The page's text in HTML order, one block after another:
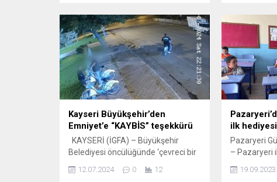
Çolakbayrakdar, etkinliğe tüm
Kayserilileri davet etti.
Vatandaşların mutluluğunu
artırmak ve onların hayatını
kolaylaştırmak için yoğun gayret
sarf ettiklerine dikkat çeken Başkan
Çolakbayrakdar; “Rutin belediye
hizmetlerinin yanı sıra...
Festivali
Modern
güçlü sesi
aldı. Binlerce
konseri
Manisa
Başkanı
Kayseri Büyükşehir’den
Emniyet’e “KAYBİS” teşekkürü
KAYSERİ (İGFA) – Büyükşehir
Belediyesi öncülüğünde ‘çevreci bir
kentin muhtelif yerlerinde 84
12.07.2024 0 12
ilk hediyesi
Pazaryeri
– Pazaryeri
19.09.2023